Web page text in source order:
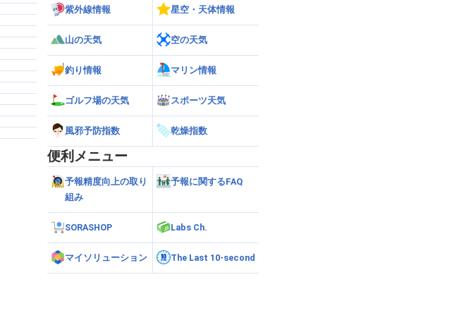
紫外線情報 星空・天体情報
山の天気 空の天気
釣り情報 マリン情報
ゴルフ場の天気 スポーツ天気
風邪予防指数 乾燥指数
便利メニュー
予報精度向上の取り
組み
予報に関するFAQ
SORASHOP Labs Ch.
マイソリューション The Last 10-second